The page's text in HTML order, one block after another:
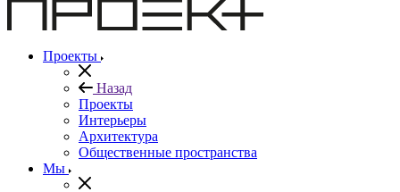
Проекты
Назад
Проекты
Интерьеры
Архитектура
Общественные пространства
Мы